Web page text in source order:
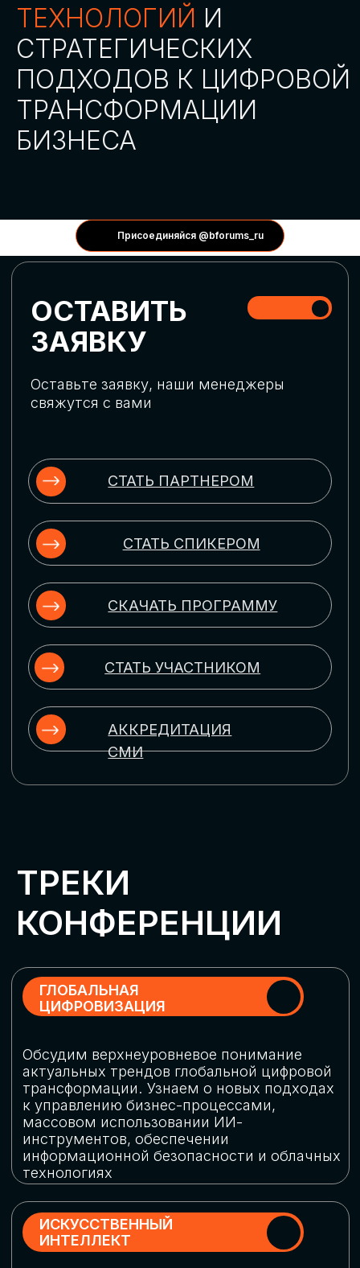
Присоединяйся @bforums_ru
АККРЕДИТАЦИЯ
СМИ
СТАТЬ УЧАСТНИКОМ
Выясним, как в наши дни уверенно
защищать свой бизнес от киберугроз
ГЛОБАЛЬНАЯ
ЦИФРОВИЗАЦИЯ
актуальных трендов глобальной цифровой
трансформации. Узнаем о новых подходах
массовом использовании ИИ-
инструментов, обеспечении
ИСКУССТВЕННЫЙ
Узнаем как компании адаптируются к
новой ИИ-реальности. Как ИИ-
сотрудники становятся
«полноправными» членами команды, как
ИИ-помощники забирают на себя рутину
и как можно значительно увеличить
производительность без огромных
затрат на нейросети
ЦИФРОВИЗАЦИЯ
МАРКЕТИНГА И ПРОДАЖ
Обменяемся опытом, какие ИИ-решения
в маркетинге и продажах наиболее
рекламными кампаниями показывают
наибольшую эффективность
ЦИФРОВИЗАЦИЯ
УПРАВЛЕНИЯ ПЕРСОНАЛОМ
Рассмотрим управление человеческим
комплексные решения для роста
производительности и кейсы
оптимизации процессов найма,
развития, оценки и удержания
РОБОТИЗАЦИЯ
Узнаем, в каких отраслях ИИ
«материализуется», какие роботы
решают сложные бизнес-задачи, а где
только обсуждают концепции
роботизации и потенциальные бюджеты
на тестирование образцов
ЦИФРОВИЗАЦИЯ
КЛИЕНТСКОГО СЕРВИСА
Разберем кейсы в сфере цифровизации